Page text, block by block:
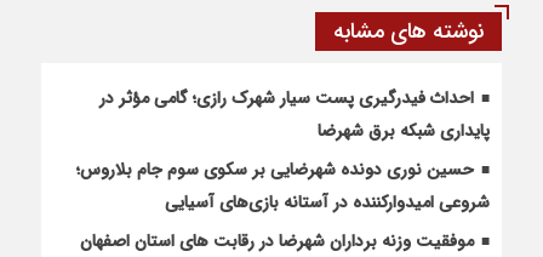
نوشته های مشابه
احداث فیدرگیری پست سیار شهرک رازی؛ گامی مؤثر در
پایداری شبکه برق شهرضا
حسین نوری دونده شهرضایی بر سکوی سوم جام بلاروس؛
شروعی امیدوارکننده در آستانه بازی‌های آسیایی
موفقیت وزنه برداران شهرضا در رقابت های استان اصفهان